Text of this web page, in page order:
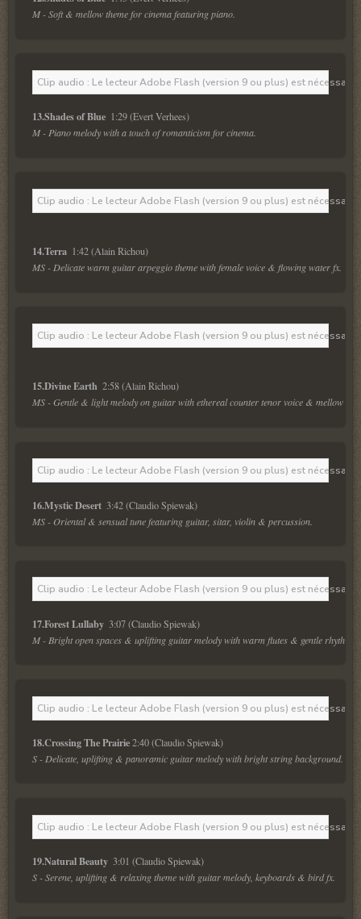
M - Soft & mellow theme for cinema featuring piano.
Clip audio : Le lecteur Adobe Flash (version 9 ou plus) est
13.Shades of Blue
1:29 (Evert Verhees)
M - Piano melody with a touch of romanticism for cinema.
Clip audio : Le lecteur Adobe Flash (version 9 ou plus) est
14.Terra
1:42 (Alain Richou)
MS - Delicate warm guitar arpeggio theme with female voice & flowing water fx.
Clip audio : Le lecteur Adobe Flash (version 9 ou plus) est
15.Divine Earth
2:58 (Alain Richou)
MS - Gentle & light melody on guitar with ethereal counter tenor voice & mellow
Clip audio : Le lecteur Adobe Flash (version 9 ou plus) est
16.Mystic Desert
3:42 (Claudio Spiewak)
MS - Oriental & sensual tune featuring guitar, sitar, violin & percussion.
Clip audio : Le lecteur Adobe Flash (version 9 ou plus) est
17.Forest Lullaby
3:07 (Claudio Spiewak)
M - Bright open spaces & uplifting guitar melody with warm flutes & gentle rhythmic.
Clip audio : Le lecteur Adobe Flash (version 9 ou plus) est
18.Crossing The Prairie
2:40 (Claudio Spiewak)
S - Delicate, uplifting & panoramic guitar melody with bright string background.
Clip audio : Le lecteur Adobe Flash (version 9 ou plus) est
19.Natural Beauty
3:01 (Claudio Spiewak)
S - Serene, uplifting & relaxing theme with guitar melody, keyboards & bird fx.